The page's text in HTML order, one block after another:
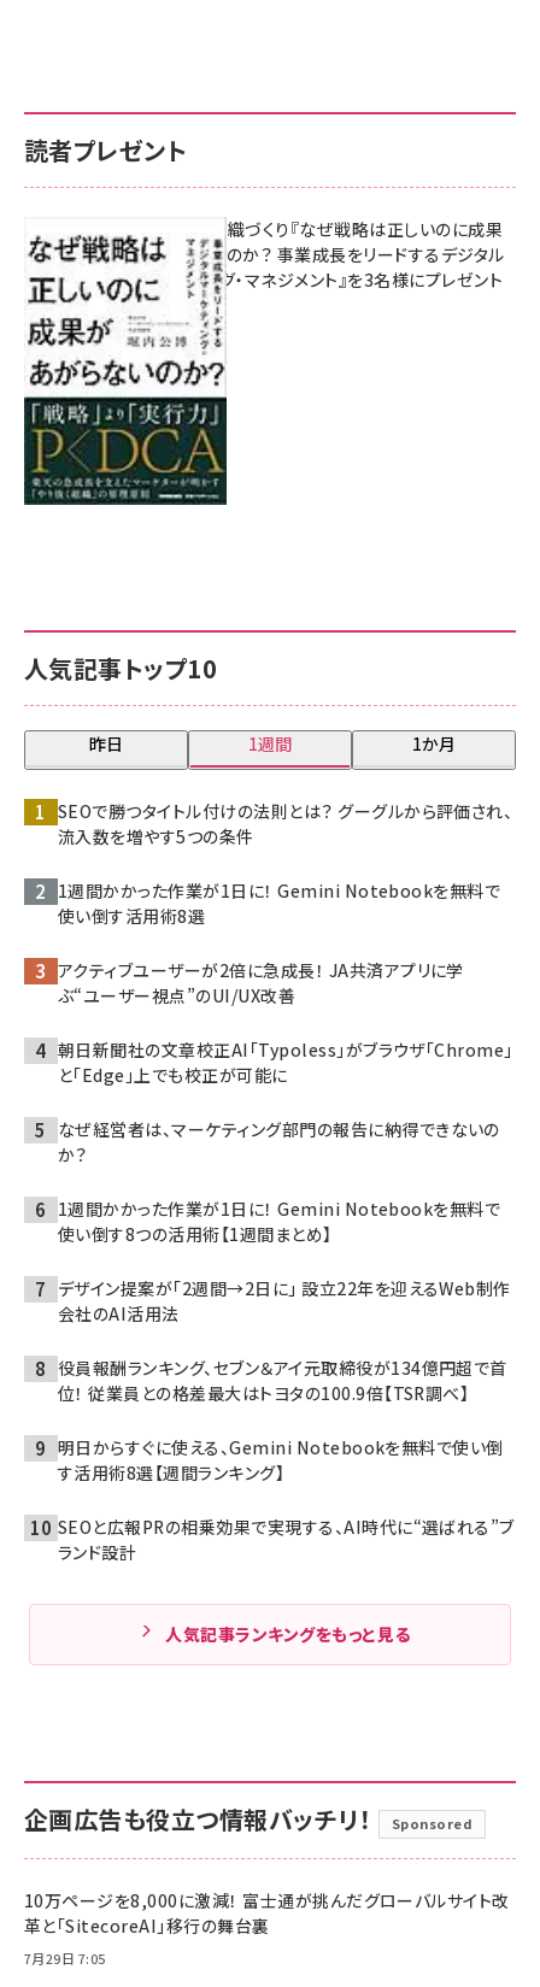
人気記事トップ10
昨日 1週間 1か月
SEOで勝つタイトル付けの法則とは？ グーグルから評価され、
流入数を増やす5つの条件
1週間かかった作業が1日に！ Gemini Notebookを無料で
使い倒す活用術8選
アクティブユーザーが2倍に急成長！ JA共済アプリに学
ぶ“ユーザー視点”のUI/UX改善
朝日新聞社の文章校正AI「Typoless」がブラウザ「Chrome」
と「Edge」上でも校正が可能に
なぜ経営者は、マーケティング部門の報告に納得できないの
か？
1週間かかった作業が1日に！ Gemini Notebookを無料で
使い倒す8つの活用術【1週間まとめ】
デザイン提案が「2週間→2日に」 設立22年を迎えるWeb制作
会社のAI活用法
役員報酬ランキング、セブン＆アイ元取締役が134億円超で首
位！ 従業員との格差最大はトヨタの100.9倍【TSR調べ】
明日からすぐに使える、Gemini Notebookを無料で使い倒
す活用術8選【週間ランキング】
SEOと広報PRの相乗効果で実現する、AI時代に“選ばれる”ブ
ランド設計
人気記事ランキングをもっと見る
読者プレゼント
成果を生む組織づくり『なぜ戦略は正しいのに成果
があがらないのか？ 事業成長をリードするデジタル
マーケティング・マネジメント』を3名様にプレゼント
8月7日 10:00
企画広告も役立つ情報バッチリ！ Sponsored
10万ページを8,000に激減！ 富士通が挑んだグローバルサイト改
革と「SitecoreAI」移行の舞台裏
7月29日 7:05